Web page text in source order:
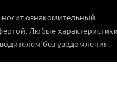
носит ознакомительный
Любые
без уведомления.